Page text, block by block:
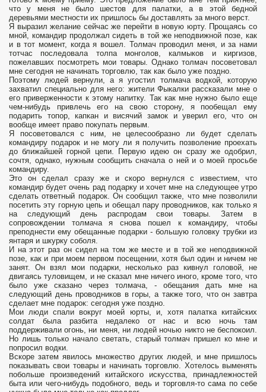
что у меня не было шестов для палатки, а в этой бедной
деревьями местности их пришлось бы доставлять за много верст.
Я выразил желание сейчас же перейти в новую юрту. Прощаясь со
мной, командир продолжал сидеть в той же неподвижной позе, как
и в тот момент, когда я вошел. Толмач проводил меня, и за нами
тотчас последовала толпа монголов, калмыков и киргизов,
пожелавших посмотреть мои товары. Однако толмач посоветовал
мне сегодня не начинать торговлю, так как было уже поздно.
Поэтому людей вернули, а я угостил толмача водкой, которую
захватил специально для него: жители Фыкалки рассказали мне о
его приверженности к этому напитку. Так как мне нужно было еще
чем-нибудь привлечь его на свою сторону, я пообещал ему
подарить топор, капкан и висячий замок и уверил его, что он
вообще имеет право покупать первым.
Я посоветовался с ним, не целесообразно ли будет сделать
командиру подарок и не могу ли я получить позволение проехать
до ближайшей горной цепи. Первую идею он сразу же одобрил,
сочтя, однако, нужным сообщить сначала о ней и о моей просьбе
командиру.
Это он сделал сразу же и скоро вернулся с известием, что
командир будет очень рад подарку и хочет мне на следующее утро
сделать ответный подарок. Он сообщил также, что мне позволили
посетить эту горную цепь и обещал пару проводников, как только я
на следующий день распродам свои товары. Затем в
сопровождении толмача я снова пошел к командиру, чтобы
преподнести ему обещанные подарки - большую головку трубки из
янтаря и шкурку соболя.
И на этот раз он сидел на том же месте и в той же неподвижной
позе, как и при моем первом посещении, хотя был один и ничем не
занят. Он взял мои подарки, несколько раз кивнул головой, не
двигаясь туловищем, и не сказал мне ничего иного, кроме того, что
было уже сказано через толмача, - обещания дать мне на
следующий день проводников в горы, а также того, что он завтра
сделает мне подарок: сегодня уже поздно.
Мои люди спали вокруг моей юрты, и, хотя палатка китайских
солдат была разбита недалеко от нас и всю ночь там
поддерживали огонь, ни меня, ни людей ночью никто не беспокоил.
Но лишь только начало светать, старый толмач пришел ко мне и
попросил водки.
Вскоре затем явилось множество других людей, и мне пришлось
показывать свои товары и начинать торговлю. Хотелось выменять
побольше произведений китайского искусства, принадлежностей
быта или чего-нибудь подобного, ведь и торговля-то сама по себе